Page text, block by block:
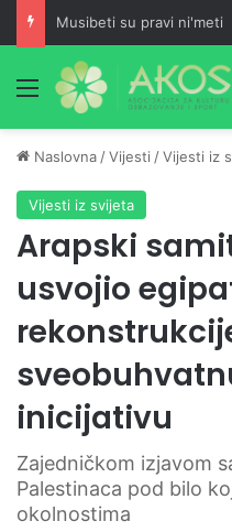
Musibeti su pravi ni'meti
Meni
Naslovna /Vijesti /Vijesti iz
Vijesti iz svijeta
Arapski
usvojio
inicijativu
Zajedničkom izjavom
Palestinaca pod bilo
okolnostima